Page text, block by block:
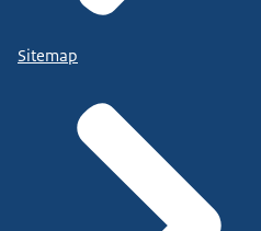
Sitemap